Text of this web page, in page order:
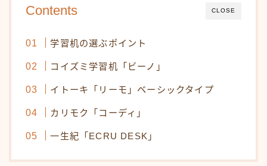
CLOSE
Contents
学習机の選ぶポイント
コイズミ学習机「ビーノ」
イトーキ「リーモ」ベーシックタイプ
カリモク「コーディ」
一生紀「ECRU DESK」